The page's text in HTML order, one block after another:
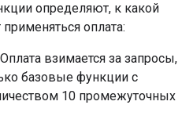
определяют, к какой
оплата:
взимается за запросы,
базовые функции с
10 промежуточных